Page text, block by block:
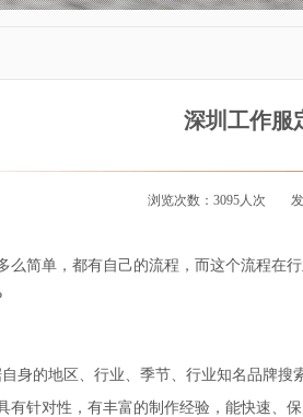
深圳工作服
浏览次数：3095人次
简单，都有自己的流程，而这个流程在
的地区、行业、季节、行业知名品牌搜
有针对性，有丰富的制作经验，能快速、